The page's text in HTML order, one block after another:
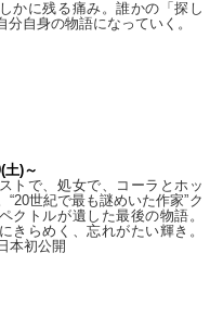
かに残る痛み。誰かの「探し
分自身の物語になっていく。
)～
トで、処⼥で、コーラとホッ
“20世紀で最も謎めいた作家”ク
クトルが遺した最後の物語。
きらめく、忘れがたい輝き。
本初公開